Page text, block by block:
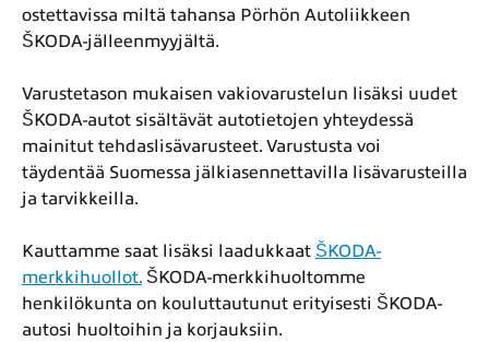
ostettavissa miltä tahansa Pörhön Autoliikkeen
ŠKODA-jälleenmyyjältä.
Varustetason mukaisen vakiovarustelun lisäksi uudet
ŠKODA-autot sisältävät autotietojen yhteydessä
mainitut tehdaslisävarusteet. Varustusta voi
täydentää Suomessa jälkiasennettavilla lisävarusteilla
ja tarvikkeilla.
Kauttamme saat lisäksi laadukkaat ŠKODA-
merkkihuollot. ŠKODA-merkkihuoltomme
henkilökunta on kouluttautunut erityisesti ŠKODA-
autosi huoltoihin ja korjauksiin.